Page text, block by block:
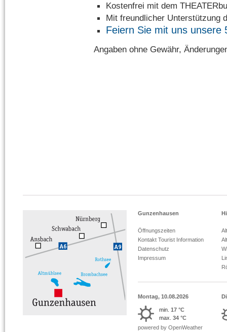
Kostenfrei mit dem
Mit freundlicher Unterstützung
Feiern Sie mit uns unsere
Angaben ohne Gewähr,
Gunzenhausen
Öffnungszeiten
Kontakt Tourist Information
Datenschutz
Impressum
Montag, 10.08.2026
min. 17 °C
max. 34 °C
powered by OpenWeather